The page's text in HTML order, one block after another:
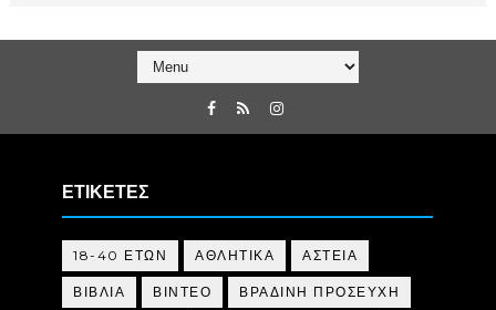
ΕΤΙΚΕΤΕΣ
18-40 ΕΤΩΝ ΑΘΛΗΤΙΚΑ ΑΣΤΕΙΑ
ΒΙΒΛΙΑ ΒΙΝΤΕΟ ΒΡΑΔΙΝΗ ΠΡΟΣΕΥΧΗ